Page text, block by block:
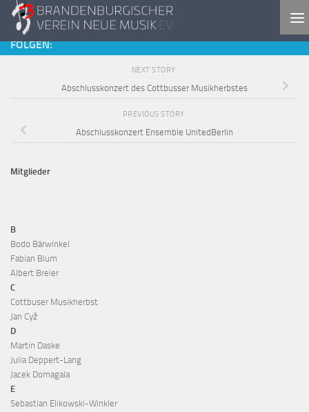
Skip to content
FOLGEN:
NEXT STORY
Abschlusskonzert des Cottbusser Musikherbstes
PREVIOUS STORY
Abschlusskonzert Ensemble UnitedBerlin
Mitglieder
B
Bodo Bärwinkel
Fabian Blum
Albert Breier
C
Cottbuser Musikherbst
Jan Cyž
D
Martin Daske
Julia Deppert-Lang
Jacek Domagala
E
Sebastian Elikowski-Winkler